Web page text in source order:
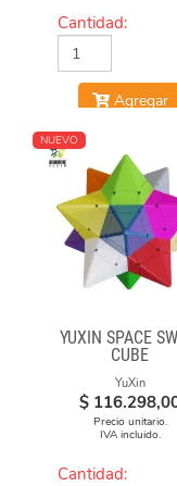
Cantidad:
Agregar
NUEVO
YUXIN SPACE
CUBE
YuXin
$
Precio unitario.
IVA incluido.
Cantidad: